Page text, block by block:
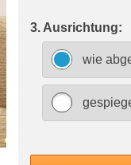
3. Ausrichtung:
wie